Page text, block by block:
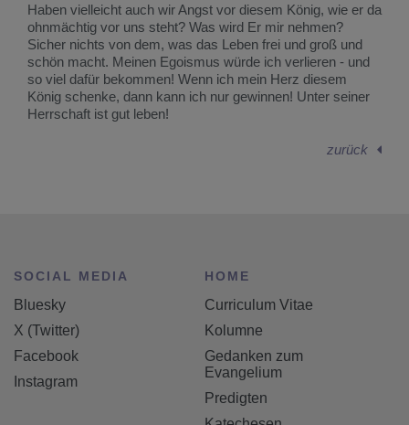
Haben vielleicht auch wir Angst vor diesem König, wie er da
ohnmächtig vor uns steht? Was wird Er mir nehmen?
Sicher nichts von dem, was das Leben frei und groß und
schön macht. Meinen Egoismus würde ich verlieren - und
so viel dafür bekommen! Wenn ich mein Herz diesem
König schenke, dann kann ich nur gewinnen! Unter seiner
Herrschaft ist gut leben!
zurück
SOCIAL MEDIA
Bluesky
X (Twitter)
Facebook
Instagram
HOME
Curriculum Vitae
Kolumne
Gedanken zum
Evangelium
Predigten